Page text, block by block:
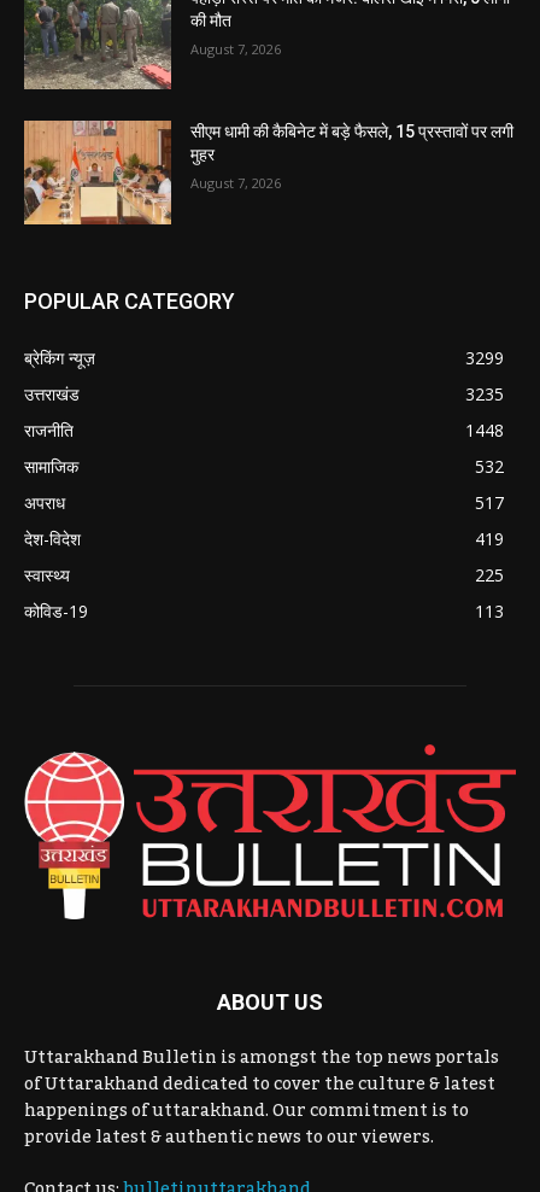
की मौत
August 7, 2026
सीएम धामी की कैबिनेट में बड़े फैसले, 15 प्रस्तावों पर लगी
मुहर
August 7, 2026
POPULAR CATEGORY
ब्रेकिंग न्यूज़
3299
उत्तराखंड
3235
राजनीति
1448
सामाजिक
532
अपराध
517
देश-विदेश
419
स्वास्थ्य
225
कोविड-19
113
ABOUT US
Uttarakhand Bulletin is amongst the top news portals
of Uttarakhand dedicated to cover the culture & latest
happenings of uttarakhand. Our commitment is to
provide latest & authentic news to our viewers.